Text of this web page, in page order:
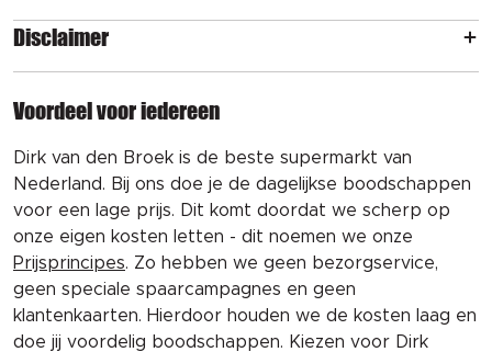
Disclaimer
Voordeel voor iedereen
Dirk van den Broek is de beste supermarkt van
Nederland. Bij ons doe je de dagelijkse boodschappen
voor een lage prijs. Dit komt doordat we scherp op
onze eigen kosten letten - dit noemen we onze
Prijsprincipes. Zo hebben we geen bezorgservice,
geen speciale spaarcampagnes en geen
klantenkaarten. Hierdoor houden we de kosten laag en
doe jij voordelig boodschappen. Kiezen voor Dirk